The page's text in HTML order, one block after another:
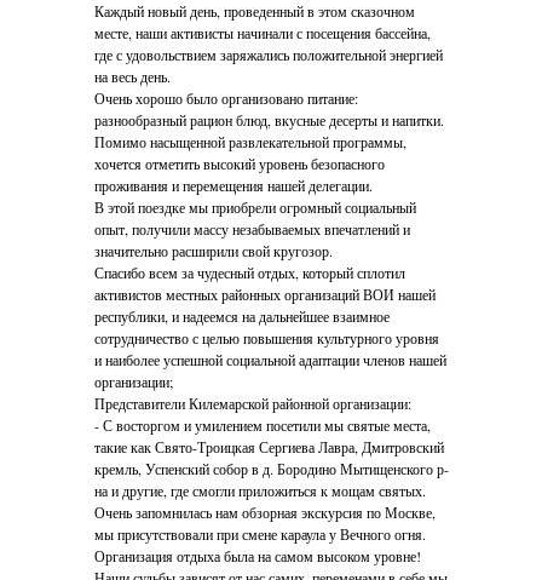
Каждый новый день, проведенный в этом сказочном
месте, наши активисты начинали с посещения бассейна,
где с удовольствием заряжались положительной энергией
на весь день.
Очень хорошо было организовано питание:
разнообразный рацион блюд, вкусные десерты и напитки.
Помимо насыщенной развлекательной программы,
хочется отметить высокий уровень безопасного
проживания и перемещения нашей делегации.
В этой поездке мы приобрели огромный социальный
опыт, получили массу незабываемых впечатлений и
значительно расширили свой кругозор.
Спасибо всем за чудесный отдых, который сплотил
активистов местных районных организаций ВОИ нашей
республики, и надеемся на дальнейшее взаимное
сотрудничество с целью повышения культурного уровня
и наиболее успешной социальной адаптации членов нашей
организации;
Представители Килемарской районной организации:
- С восторгом и умилением посетили мы святые места,
такие как Свято-Троицкая Сергиева Лавра, Дмитровский
кремль, Успенский собор в д. Бородино Мытищенского р-
на и другие, где смогли приложиться к мощам святых.
Очень запомнилась нам обзорная экскурсия по Москве,
мы присутствовали при смене караула у Вечного огня.
Организация отдыха была на самом высоком уровне!